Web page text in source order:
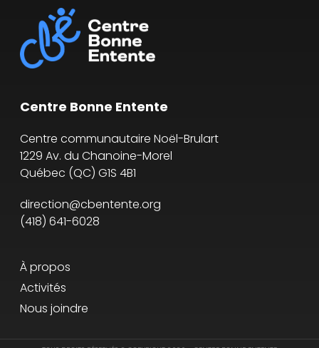
Centre Bonne Entente
Centre communautaire Noël-Brulart
1229 Av. du Chanoine-Morel
Québec (QC) G1S 4B1
direction@cbentente.org
(418) 641-6028
À propos
Activités
Nous joindre